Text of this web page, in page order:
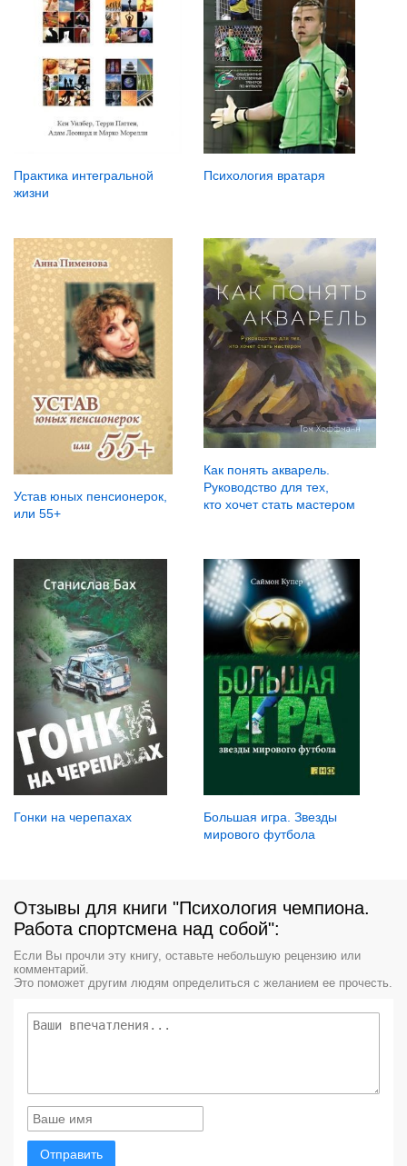
Практика интегральной
жизни
Психология вратаря
Устав юных пенсионерок,
или 55+
Как понять акварель.
Руководство для тех,
кто хочет стать мастером
Гонки на черепахах
Большая игра. Звезды
мирового футбола
Отзывы для книги "Психология чемпиона.
Работа спортсмена над собой":
Если Вы прочли эту книгу, оставьте небольшую рецензию или
комментарий.
Это поможет другим людям определиться с желанием ее прочесть.
Отправить